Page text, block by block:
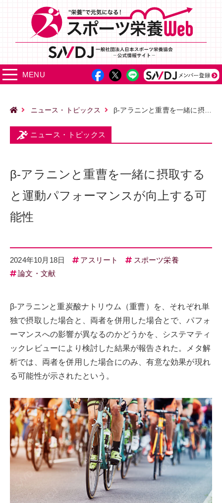
MENU
ニュース・トピックス β-アラニンと重曹を一緒に摂取すると運動パフォーマンスが向上する可能性
ニュース・トピックス
β-アラニンと重曹を一緒に摂取する
と運動パフォーマンスが向上する可
能性
2024年10月18日 アスリート
スポーツ栄養
論文・文献
β-アラニンと重炭酸ナトリウム（重曹）を、それぞれ単
独で摂取した場合と、両者を併用した場合とで、パフォ
ーマンスへの影響が異なるのかどうかを、システマティ
ックレビューにより検討した結果が報告された。メタ解
析では、両者を併用した場合にのみ、有意な効果が現れ
る可能性が示されたという。